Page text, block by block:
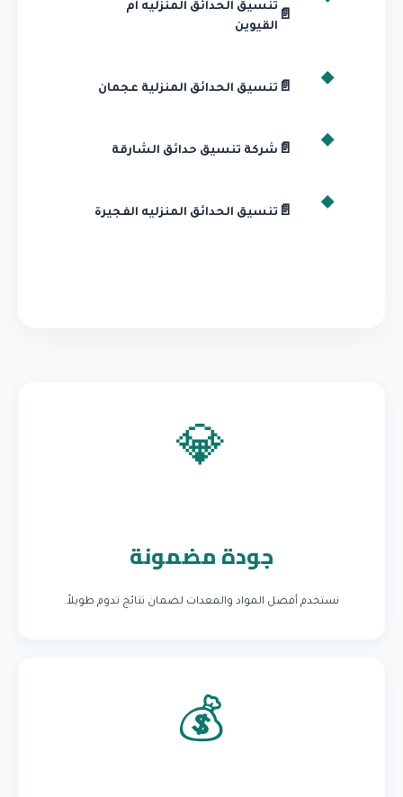
📄
تنسيق الحدائق المنزليه ام
القيوين
📄 تنسيق الحدائق المنزلية عجمان
📄 شركة تنسيق حدائق الشارقة
📄 تنسيق الحدائق المنزليه الفجيرة
💎
جودة مضمونة
نستخدم أفضل المواد والمعدات لضمان نتائج تدوم طويلاً.
💰